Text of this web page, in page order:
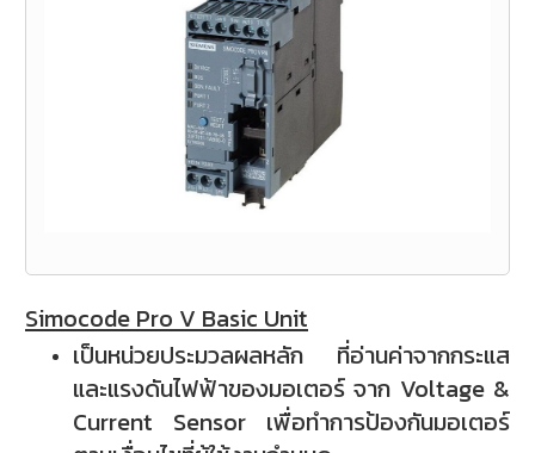
Simocode Pro V Basic Unit
เป็นหน่วยประมวลผลหลัก ที่อ่านค่าจากกระแส
และแรงดันไฟฟ้าของมอเตอร์ จาก Voltage &
Current Sensor เพื่อทำการป้องกันมอเตอร์